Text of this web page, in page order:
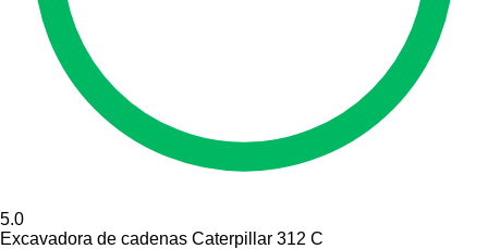
5.0
Excavadora de cadenas Caterpillar 312 С